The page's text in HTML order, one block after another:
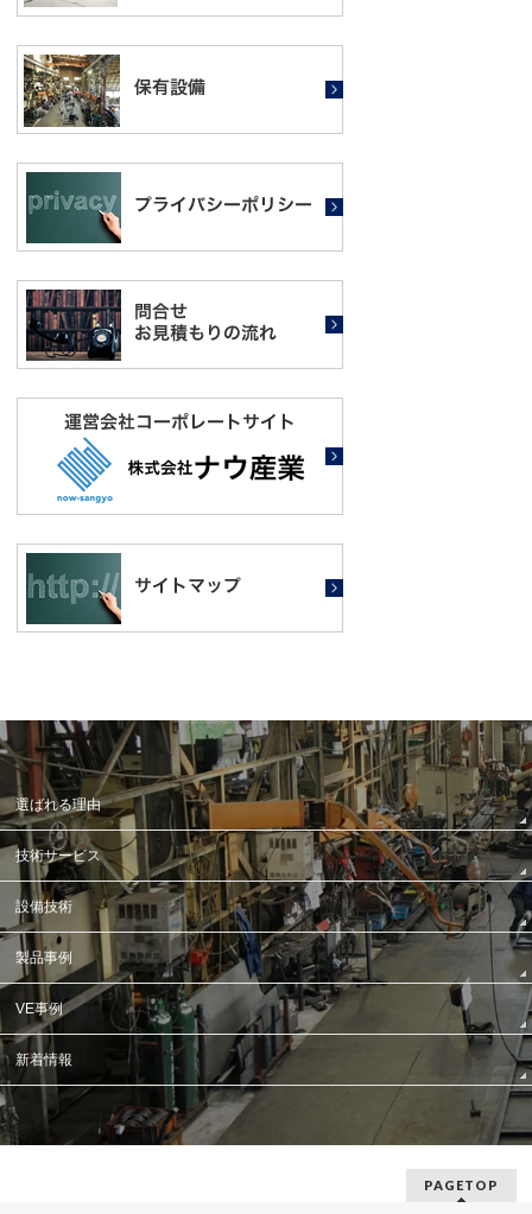
選ばれる理由
技術サービス
設備技術
製品事例
VE事例
新着情報
PAGETOP